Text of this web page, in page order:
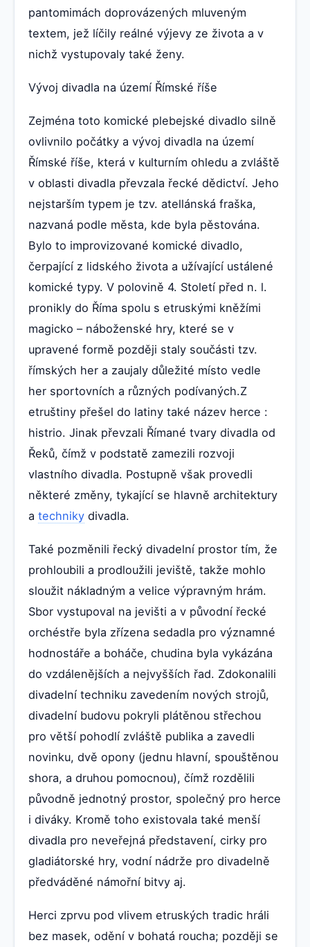
pantomimách doprovázených mluveným
textem, jež líčily reálné výjevy ze života a v
nichž vystupovaly také ženy.
Vývoj divadla na území Římské říše
Zejména toto komické plebejské divadlo silně
ovlivnilo počátky a vývoj divadla na území
Římské říše, která v kulturním ohledu a zvláště
v oblasti divadla převzala řecké dědictví. Jeho
nejstarším typem je tzv. atellánská fraška,
nazvaná podle města, kde byla pěstována.
Bylo to improvizované komické divadlo,
čerpající z lidského života a užívající ustálené
komické typy. V polovině 4. Století před n. l.
pronikly do Říma spolu s etruskými kněžími
magicko – náboženské hry, které se v
upravené formě později staly součásti tzv.
římských her a zaujaly důležité místo vedle
her sportovních a různých podívaných.Z
etruštiny přešel do latiny také název herce :
histrio. Jinak převzali Římané tvary divadla od
Řeků, čímž v podstatě zamezili rozvoji
vlastního divadla. Postupně však provedli
některé změny, tykající se hlavně architektury
a techniky divadla.
Také pozměnili řecký divadelní prostor tím, že
prohloubili a prodloužili jeviště, takže mohlo
sloužit nákladným a velice výpravným hrám.
Sbor vystupoval na jevišti a v původní řecké
orchéstře byla zřízena sedadla pro významné
hodnostáře a boháče, chudina byla vykázána
do vzdálenějších a nejvyšších řad. Zdokonalili
divadelní techniku zavedením nových strojů,
divadelní budovu pokryli plátěnou střechou
pro větší pohodlí zvláště publika a zavedli
novinku, dvě opony (jednu hlavní, spouštěnou
shora, a druhou pomocnou), čímž rozdělili
původně jednotný prostor, společný pro herce
i diváky. Kromě toho existovala také menší
divadla pro neveřejná představení, cirky pro
gladiátorské hry, vodní nádrže pro divadelně
předváděné námořní bitvy aj.
Herci zprvu pod vlivem etruských tradic hráli
bez masek, odění v bohatá roucha; později se